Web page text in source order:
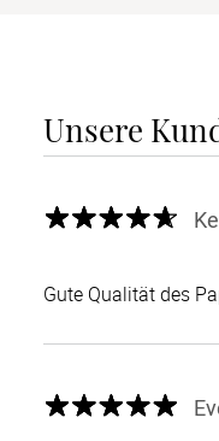
Unsere
Gute Qualität des